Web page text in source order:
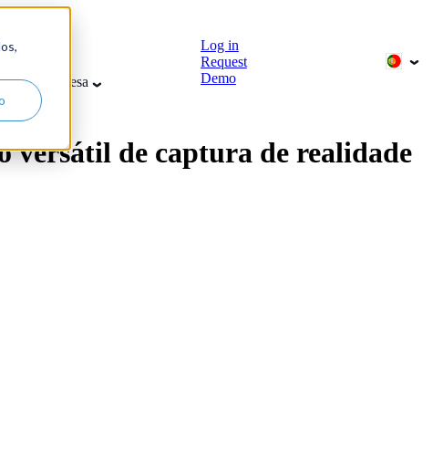
Empresa
Log in
Request
Demo
versátil de captura de realidade